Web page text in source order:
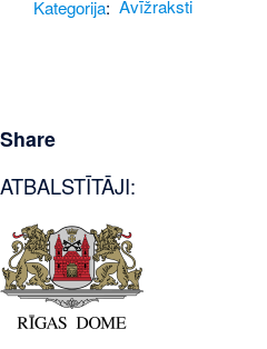
Kategorija: Avīžraksti
Share
ATBALSTĪTĀJI: